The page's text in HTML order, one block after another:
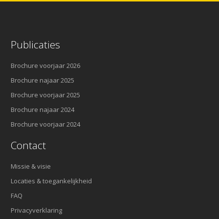
Publicaties
Brochure voorjaar 2026
Brochure najaar 2025
Brochure voorjaar 2025
Brochure najaar 2024
Brochure voorjaar 2024
Contact
Missie & visie
Locaties & toegankelijkheid
FAQ
Privacyverklaring